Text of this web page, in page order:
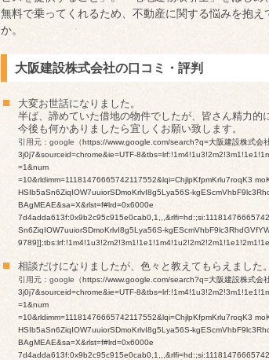
無料で乗ってくれるため、不動産に関する悩みを抱
か。
大阪建設株式会社の口コミ・評判
大変お世話になりました。
半ば、諦めていた借地の物件でしたが、皆さん精力的
今後も何かありましたら宜しくお願い致します。
引用元：google（https://www.google.com/search?q=大阪建設株式
3j0j7&sourceid=chrome&ie=UTF-
=1&num
=10&rldimm=11181476665742117552&lqi=ChjlpKfpmKrlu7roqK3
HSIb5aSn6ZiqIOW7uuiorSDmoKrlvI8g5Lya56S-
BAgMEAE&sa=X&rlst=f#lrd=0x6000e
Sn6ZiqIOW7uuiorSDmoKrlvI8g5Lya56S-
相談だけになりましたが、色々と教えてもらえました
引用元：google（https://www.google.com/search?q=大阪建設株式
3j0j7&sourceid=chrome&ie=UTF-
=1&num
=10&rldimm=11181476665742117552&lqi=ChjlpKfpmKrlu7roqK3
HSIb5aSn6ZiqIOW7uuiorSDmoKrlvI8g5Lya56S-
BAgMEAE&sa=X&rlst=f#lrd=0x6000e